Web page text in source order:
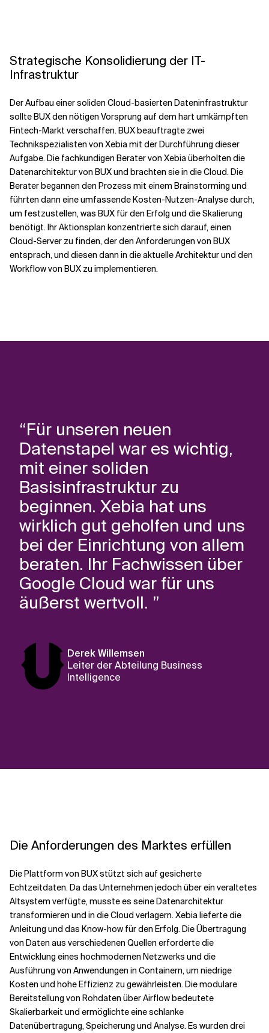
Strategische Konsolidierung der IT-
Infrastruktur
Der Aufbau einer soliden Cloud-basierten Dateninfrastruktur
sollte BUX den nötigen Vorsprung auf dem hart umkämpften
Fintech-Markt verschaffen. BUX beauftragte zwei
Technikspezialisten von Xebia mit der Durchführung dieser
Aufgabe. Die fachkundigen Berater von Xebia überholten die
Datenarchitektur von BUX und brachten sie in die Cloud. Die
Berater begannen den Prozess mit einem Brainstorming und
führten dann eine umfassende Kosten-Nutzen-Analyse durch,
um festzustellen, was BUX für den Erfolg und die Skalierung
benötigt. Ihr Aktionsplan konzentrierte sich darauf, einen
Cloud-Server zu finden, der den Anforderungen von BUX
entsprach, und diesen dann in die aktuelle Architektur und den
Workflow von BUX zu implementieren.
“Für unseren neuen
Datenstapel war es wichtig,
mit einer soliden
Basisinfrastruktur zu
beginnen. Xebia hat uns
wirklich gut geholfen und uns
bei der Einrichtung von allem
beraten. Ihr Fachwissen über
Google Cloud war für uns
äußerst wertvoll. ”
Derek Willemsen
Leiter der Abteilung Business
Intelligence
Die Anforderungen des Marktes erfüllen
Die Plattform von BUX stützt sich auf gesicherte
Echtzeitdaten. Da das Unternehmen jedoch über ein veraltetes
Altsystem verfügte, musste es seine Datenarchitektur
transformieren und in die Cloud verlagern. Xebia lieferte die
Anleitung und das Know-how für den Erfolg. Die Übertragung
von Daten aus verschiedenen Quellen erforderte die
Entwicklung eines hochmodernen Netzwerks und die
Ausführung von Anwendungen in Containern, um niedrige
Kosten und hohe Effizienz zu gewährleisten. Die modulare
Bereitstellung von Rohdaten über Airflow bedeutete
Skalierbarkeit und ermöglichte eine schlanke
Datenübertragung, Speicherung und Analyse. Es wurden drei